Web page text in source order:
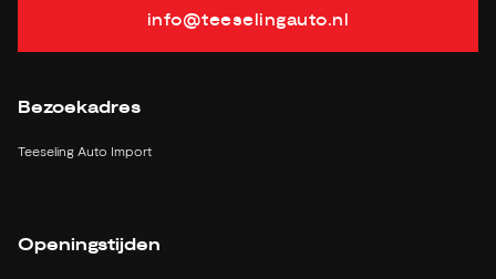
info@teeselingauto.nl
Bezoekadres
Teeseling Auto Import
Openingstijden